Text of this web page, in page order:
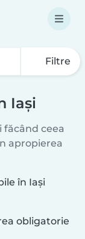
Filtre
Iași
ceea
apropierea
în Iași
obligatorie